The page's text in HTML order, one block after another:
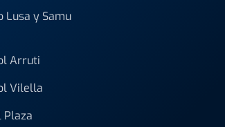
Lusa y Samu
Arruti
Vilella
Plaza